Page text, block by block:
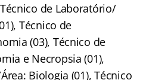
de Laboratório/
Técnico de
(03), Técnico de
e Necropsia (01),
Biologia (01), Técnico